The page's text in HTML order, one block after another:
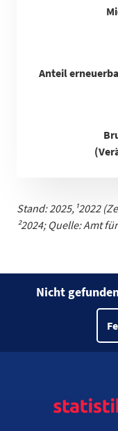
Anteil
Stand: 2025, ¹2022
²2024; Quelle: Amt
Nicht